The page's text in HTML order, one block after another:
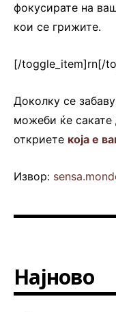
фокусирате на
кои се грижите.
[/toggle_item]rn[/
Доколку се
можеби ќе сакате
откриете која е
Извор:
Најново